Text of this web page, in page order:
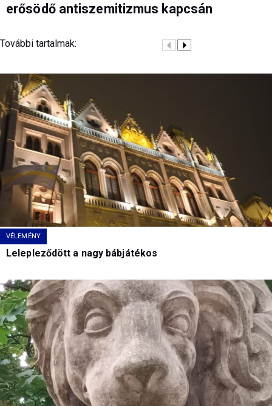
erősödő antiszemitizmus kapcsán
További tartalmak:
VÉLEMÉNY
Lelepleződött a nagy bábjátékos